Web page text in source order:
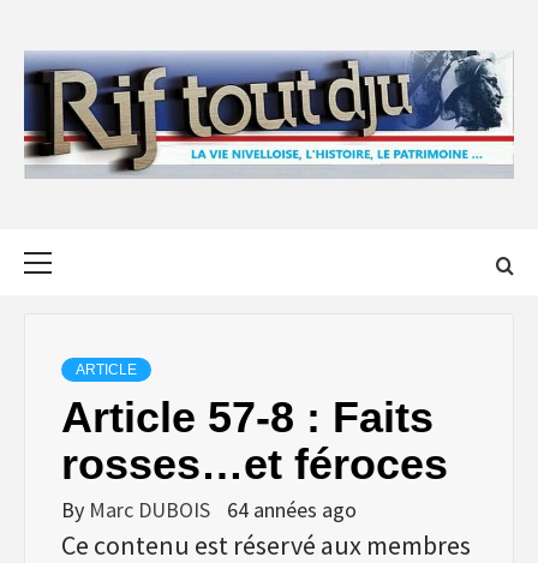
content
ARTICLE
Article 57-8 : Faits
rosses…et féroces
By Marc DUBOIS 64 années ago
Ce contenu est réservé aux membres